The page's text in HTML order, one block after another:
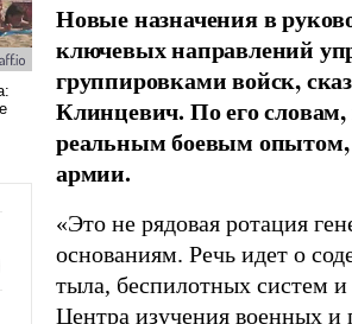
Новые назначения в
ключевых направлений
группировками войск,
Клинцевич. По его
реальным боевым опытом,
армии.
«Это не рядовая ротация
основаниям. Речь идет о
тыла, беспилотных систем и
Центра изучения военных